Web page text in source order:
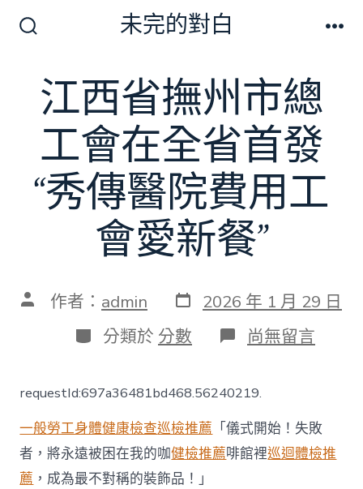
切
換
開
關
未完的對白
江西省撫州市總
工會在全省首發
“秀傳醫院費用工
會愛新餐”
文 作者： admin 發
表
日
期
2026 年 1 月 29 日
分
類
分類於 分數 在
〈江
省
撫
州
市
總
工
尚無留言
requestId:697a36481bd468.56240219.
一般勞工身體健康檢查巡檢推薦 「儀式開始！失敗
者，將永遠被困在我的咖健檢推薦啡館裡巡迴體檢推
薦 ，成為最不對稱的裝飾品！」